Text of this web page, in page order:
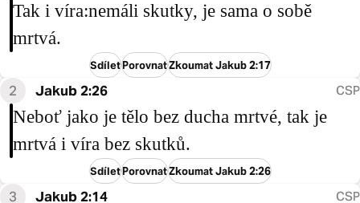
Tak i víra:nemáli skutky, je sama o sobě
mrtvá.
SdíletPorovnatZkoumat Jakub 2:17
2 Jakub 2:26 CSP
Neboť jako je tělo bez ducha mrtvé, tak je
mrtvá i víra bez skutků.
SdíletPorovnatZkoumat Jakub 2:26
3 Jakub 2:14 CSP